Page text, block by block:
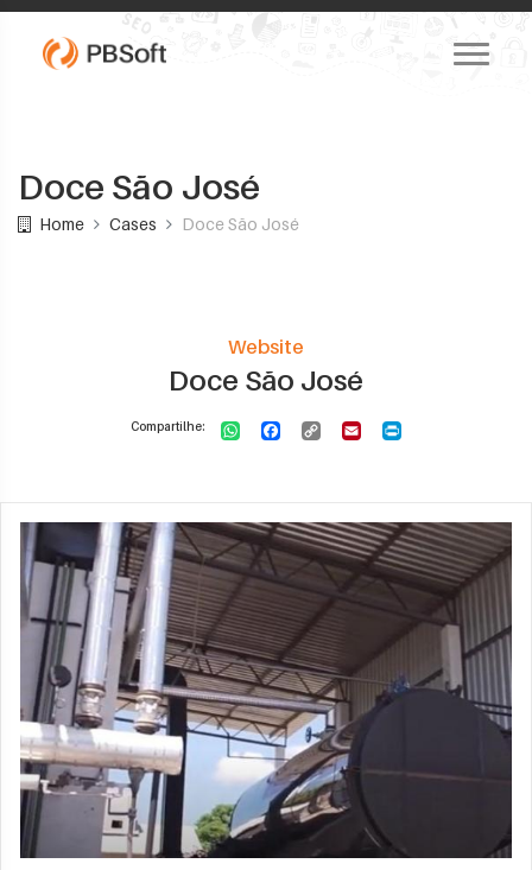
Doce São José
Home Cases Doce São José
Website
Doce São José
Compartilhe: